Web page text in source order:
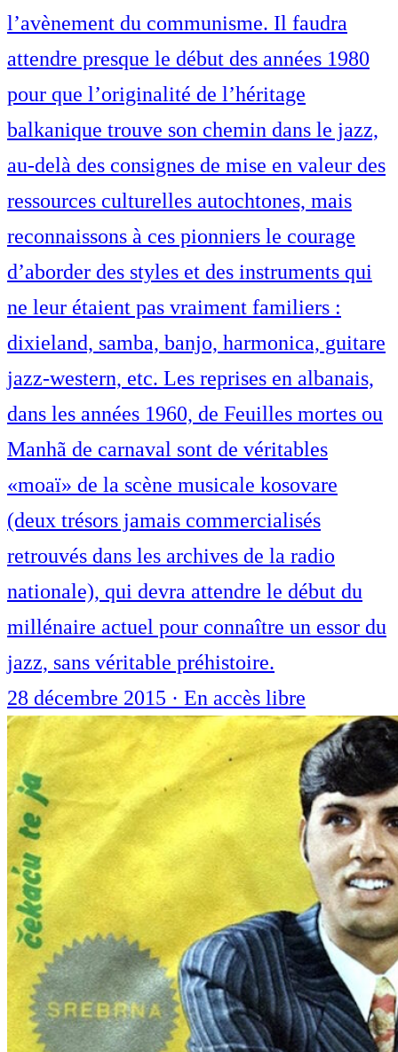
l’avènement du communisme. Il faudra
attendre presque le début des années 1980
pour que l’originalité de l’héritage
balkanique trouve son chemin dans le jazz,
au-delà des consignes de mise en valeur des
ressources culturelles autochtones, mais
reconnaissons à ces pionniers le courage
d’aborder des styles et des instruments qui
ne leur étaient pas vraiment familiers :
dixieland, samba, banjo, harmonica, guitare
jazz-western, etc. Les reprises en albanais,
dans les années 1960, de Feuilles mortes ou
Manhã de carnaval sont de véritables
«moaï» de la scène musicale kosovare
(deux trésors jamais commercialisés
retrouvés dans les archives de la radio
nationale), qui devra attendre le début du
millénaire actuel pour connaître un essor du
jazz, sans véritable préhistoire.
28 décembre 2015 · En accès libre